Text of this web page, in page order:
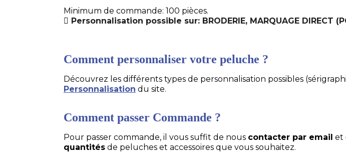
Minimum de commande: 100 pièces.
Personnalisation possible sur: BRODERIE, MARQUAGE DIRECT
Comment personnaliser votre peluche ?
Découvrez les différents types de personnalisation possibles
Personnalisation du site.
Comment passer Commande ?
Pour passer commande, il vous suffit de nous contacter par email et
quantités de peluches et accessoires que vous souhaitez.